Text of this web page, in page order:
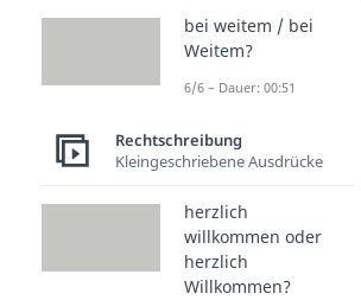
Substantivierung
andere Wortart
Satz verwendet.
anderem“ aber
Studyflix vernetzt:
einem
bei weitem / bei
Weitem?
6/6 – Dauer: 00:51
Rechtschreibung
Kleingeschriebene Ausdrücke
herzlich
willkommen oder
herzlich
Willkommen?